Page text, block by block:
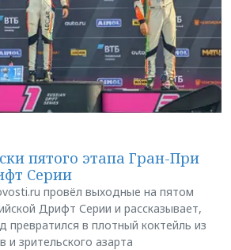
пятого этапа Гран-При
Серии
провёл выходные на пятом
Дрифт Серии и рассказывает,
превратился в плотный коктейль из
зрительского азарта